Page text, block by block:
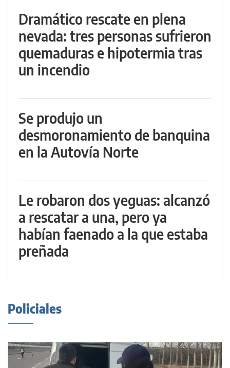
Dramático rescate en plena
nevada: tres personas sufrieron
quemaduras e hipotermia tras
un incendio
Se produjo un
desmoronamiento de banquina
en la Autovía Norte
Le robaron dos yeguas: alcanzó
a rescatar a una, pero ya
habían faenado a la que estaba
preñada
Policiales